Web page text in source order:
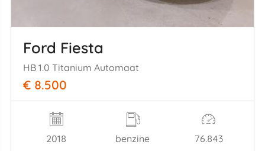
Ford Fiesta
HB 1.0 Titanium Automaat
€ 8.500
2018 benzine 76.843